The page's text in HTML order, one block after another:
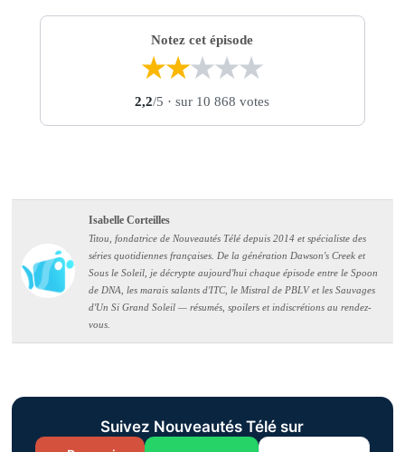
Notez cet épisode
★★★★★
2,2/5 · sur 10 868 votes
Isabelle Corteilles
Titou, fondatrice de Nouveautés Télé depuis 2014 et spécialiste des
séries quotidiennes françaises. De la génération Dawson's Creek et
Sous le Soleil, je décrypte aujourd'hui chaque épisode entre le Spoon
de DNA, les marais salants d'ITC, le Mistral de PBLV et les Sauvages
d'Un Si Grand Soleil — résumés, spoilers et indiscrétions au rendez-
vous.
Suivez Nouveautés Télé sur